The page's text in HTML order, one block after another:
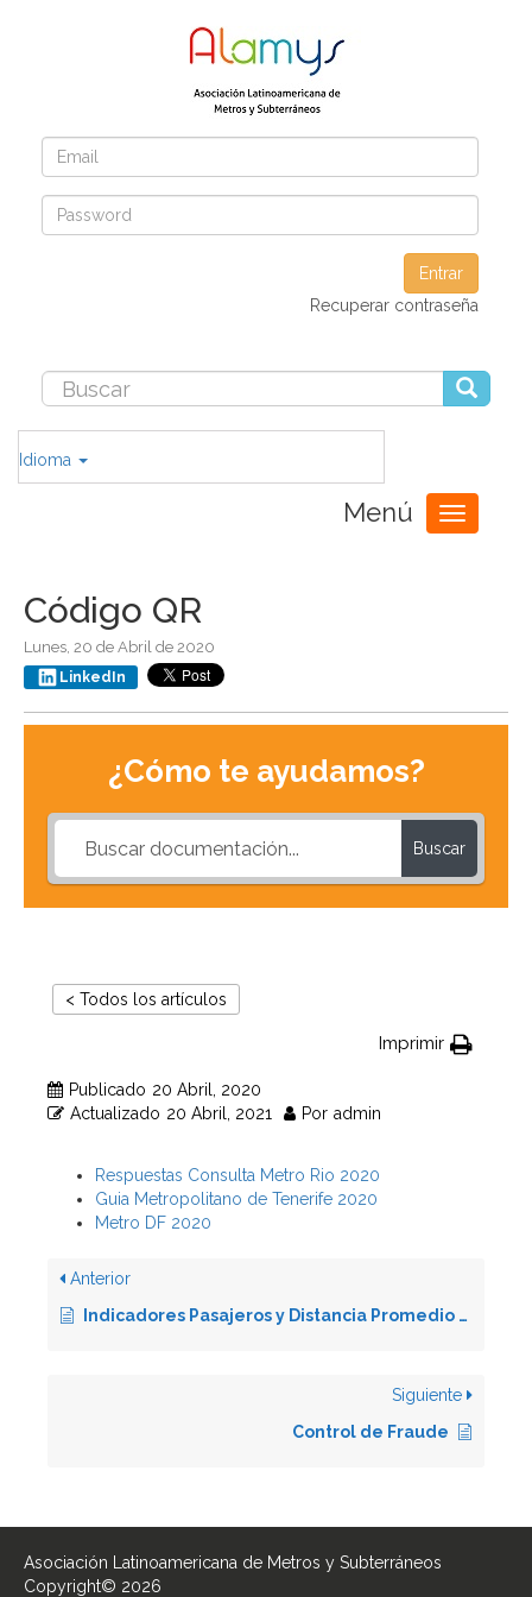
Entrar
Recuperar contraseña
Idioma
Menú
Toggle
navigation
Código QR
Lunes, 20 de Abril de 2020
LinkedIn
¿Cómo te ayudamos?
Buscar
< Todos los artículos
Imprimir
Publicado 20 Abril, 2020
Actualizado 20 Abril, 2021 Por admin
Respuestas Consulta Metro Rio 2020
Guia Metropolitano de Tenerife 2020
Metro DF 2020
Anterior
Indicadores Pasajeros y Distancia Promedio 2018
Siguiente
Control de Fraude
Asociación Latinoamericana de Metros y Subterráneos
Copyright© 2026